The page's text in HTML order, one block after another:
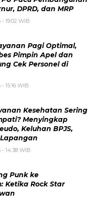
DPRD, dan MRP
19:02 WIB
Pagi Optimal,
Pimpin Apel dan
Cek Personel di
15:16 WIB
Kesehatan Sering
Menyingkap
Keluhan BPJS,
- 14:38 WIB
Punk ke
Ketika Rock Star